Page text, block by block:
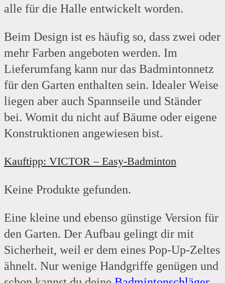
alle für die Halle entwickelt worden.
Beim Design ist es häufig so, dass zwei oder
mehr Farben angeboten werden. Im
Lieferumfang kann nur das Badmintonnetz
für den Garten enthalten sein. Idealer Weise
liegen aber auch Spannseile und Ständer
bei. Womit du nicht auf Bäume oder eigene
Konstruktionen angewiesen bist.
Kauftipp: VICTOR – Easy-Badminton
Keine Produkte gefunden.
Eine kleine und ebenso günstige Version für
den Garten. Der Aufbau gelingt dir mit
Sicherheit, weil er dem eines Pop-Up-Zeltes
ähnelt. Nur wenige Handgriffe genügen und